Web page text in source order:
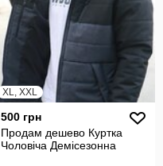
XL, XXL
500 грн
Продам дешево Куртка
Чоловіча Демісезонна